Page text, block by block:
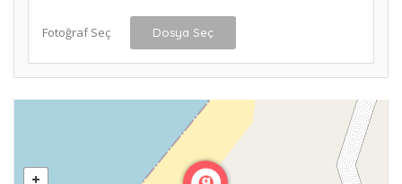
Fotoğraf Seç Dosya Seç